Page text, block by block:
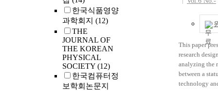
한국식품영양
과학회지 (12)
THE
JOURNAL OF
THE KOREAN
PHYSICAL
SOCIETY (12)
한국컴퓨터정
보학회논문지
include the
social
Philadelphia
which is a
ILO, was
the
social rights
economic
human rights.
expressed.
subcloning
sequencing,
enzyme sites
were analyzed.
This paper
research
analyzing the
between a
technology